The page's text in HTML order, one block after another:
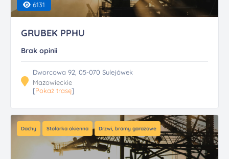
6131
GRUBEK PPHU
Brak opinii
Dworcowa 92, 05-070 Sulejówek
Mazowieckie
[Pokaż trasę]
Dachy Stolarka okienna Drzwi, bramy garażowe